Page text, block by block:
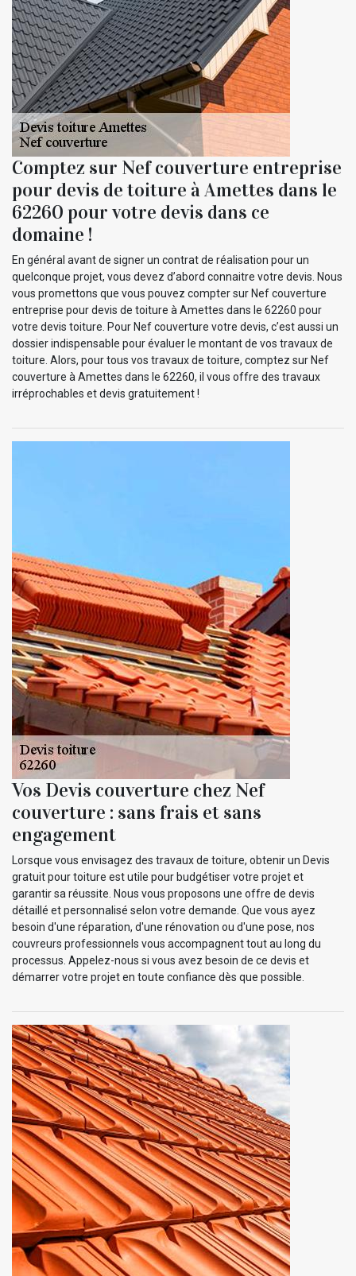
Comptez sur Nef couverture entreprise
pour devis de toiture à Amettes dans le
62260 pour votre devis dans ce
domaine !
En général avant de signer un contrat de réalisation pour un
quelconque projet, vous devez d’abord connaitre votre devis. Nous
vous promettons que vous pouvez compter sur Nef couverture
entreprise pour devis de toiture à Amettes dans le 62260 pour
votre devis toiture. Pour Nef couverture votre devis, c’est aussi un
dossier indispensable pour évaluer le montant de vos travaux de
toiture. Alors, pour tous vos travaux de toiture, comptez sur Nef
couverture à Amettes dans le 62260, il vous offre des travaux
irréprochables et devis gratuitement !
Vos Devis couverture chez Nef
couverture : sans frais et sans
engagement
Lorsque vous envisagez des travaux de toiture, obtenir un Devis
gratuit pour toiture est utile pour budgétiser votre projet et
garantir sa réussite. Nous vous proposons une offre de devis
détaillé et personnalisé selon votre demande. Que vous ayez
besoin d'une réparation, d'une rénovation ou d'une pose, nos
couvreurs professionnels vous accompagnent tout au long du
processus. Appelez-nous si vous avez besoin de ce devis et
démarrer votre projet en toute confiance dès que possible.